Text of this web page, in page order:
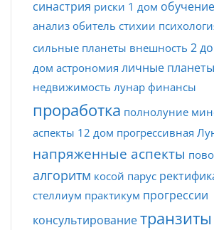
синастрия риски 1 дом
анализ обитель стихии
сильные планеты внешность 2
дом астрономия личные планеты
недвижимость лунар финансы
проработка полнолуние
аспекты 12 дом прогрессивная
напряженные аспекты
алгоритм косой парус
стеллиум практикум прогрессии
консультированиетранзиты